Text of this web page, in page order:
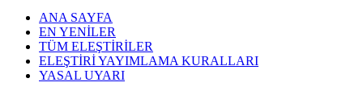
ANA SAYFA
EN YENİLER
TÜM ELEŞTİRİLER
ELEŞTİRİ YAYIMLAMA KURALLARI
YASAL UYARI